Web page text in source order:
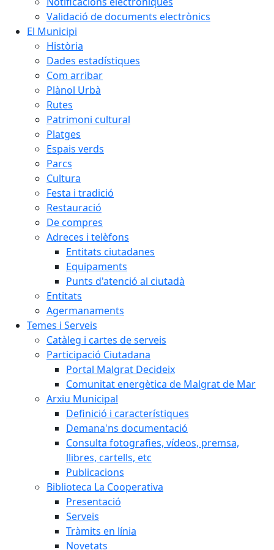
Validació de documents electrònics
El Municipi
Història
Dades estadístiques
Com arribar
Plànol Urbà
Rutes
Patrimoni cultural
Platges
Espais verds
Parcs
Cultura
Festa i tradició
Restauració
De compres
Adreces i telèfons
Entitats ciutadanes
Equipaments
Punts d'atenció al ciutadà
Entitats
Agermanaments
Temes i Serveis
Catàleg i cartes de serveis
Participació Ciutadana
Portal Malgrat Decideix
Comunitat energètica de Malgrat de Mar
Arxiu Municipal
Definició i característiques
Demana'ns documentació
Consulta fotografies, vídeos, premsa,
llibres, cartells, etc
Publicacions
Biblioteca La Cooperativa
Presentació
Serveis
Tràmits en línia
Novetats